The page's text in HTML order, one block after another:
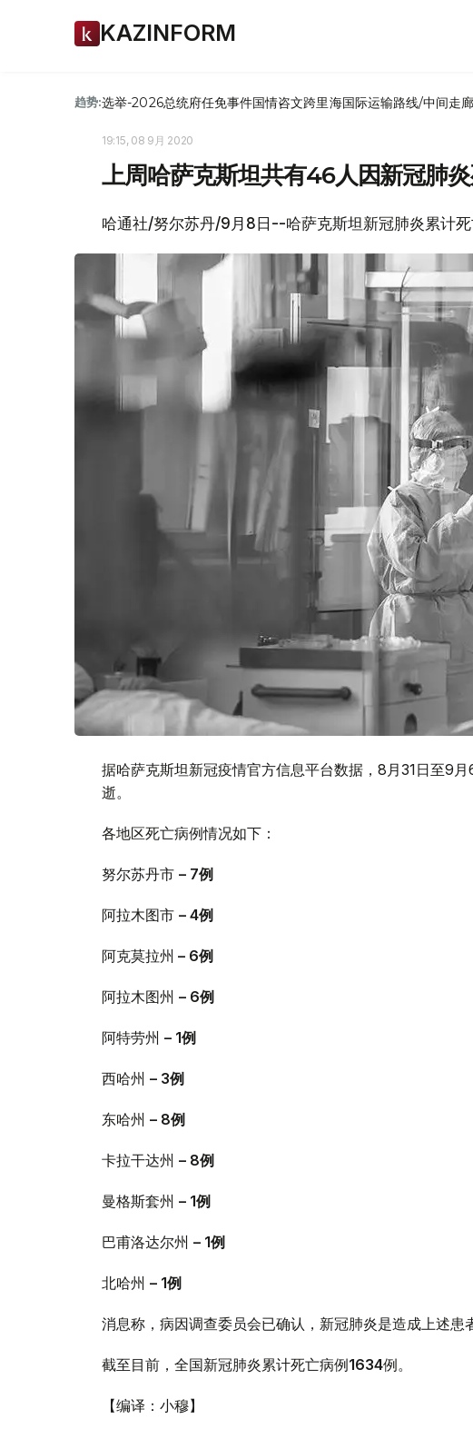
KAZINFORM
趋势:选举-2026总统府任免事件国情咨文跨里海国际运输路线/中间走廊
19:15, 08 9月 2020
上周哈萨克斯坦共有46人因新冠肺
哈通社/努尔苏丹/9月8日--哈萨克斯坦新冠肺炎累计死
据哈萨克斯坦新冠疫情官方信息平台数据，8月31日至9
逝。
各地区死亡病例情况如下：
努尔苏丹市 – 7例
阿拉木图市 – 4例
阿克莫拉州 – 6例
阿拉木图州 – 6例
阿特劳州 – 1例
西哈州 – 3例
东哈州 – 8例
卡拉干达州 – 8例
曼格斯套州 – 1例
巴甫洛达尔州 – 1例
北哈州 – 1例
消息称，病因调查委员会已确认，新冠肺炎是造成上述患
截至目前，全国新冠肺炎累计死亡病例1634例。
【编译：小穆】